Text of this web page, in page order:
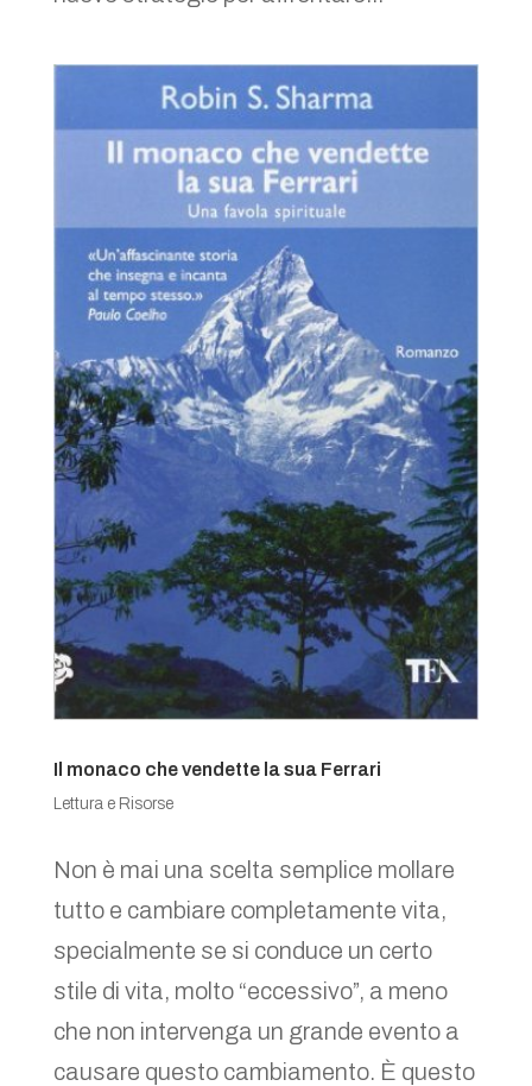
Il monaco che vendette la sua Ferrari
Lettura e Risorse
Non è mai una scelta semplice mollare
tutto e cambiare completamente vita,
specialmente se si conduce un certo
stile di vita, molto “eccessivo”, a meno
che non intervenga un grande evento a
causare questo cambiamento. È questo